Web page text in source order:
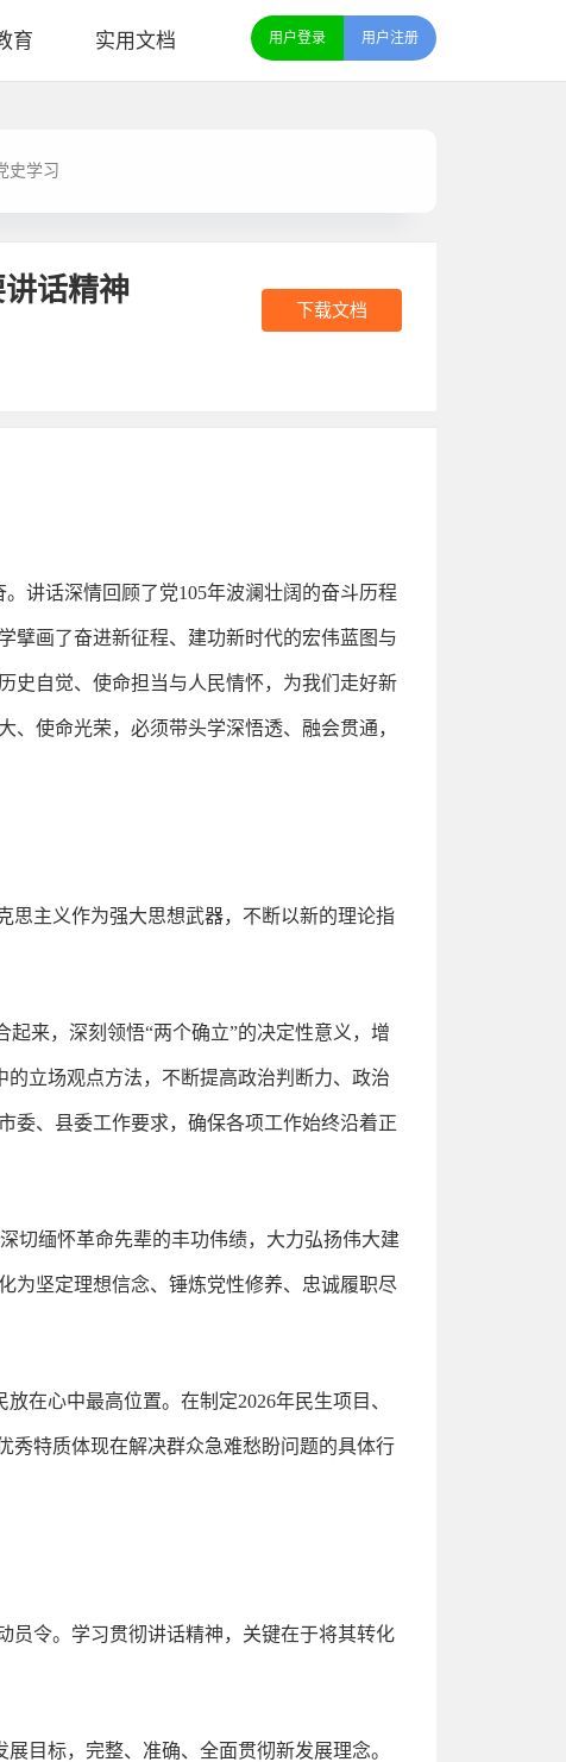
育 实用文档 用户登录 用户注册
史学习
话精神
下载文档
讲话深情回顾了党105年波澜壮阔的奋斗历程
擘画了奋进新征程、建功新时代的宏伟蓝图与
史自觉、使命担当与人民情怀，为我们走好新
使命光荣，必须带头学深悟透、融会贯通，
思主义作为强大思想武器，不断以新的理论指
来，深刻领悟“两个确立”的决定性意义，增
的立场观点方法，不断提高政治判断力、政治
委、县委工作要求，确保各项工作始终沿着正
切缅怀革命先辈的丰功伟绩，大力弘扬伟大建
为坚定理想信念、锤炼党性修养、忠诚履职尽
在心中最高位置。在制定2026年民生项目、
秀特质体现在解决群众急难愁盼问题的具体行
员令。学习贯彻讲话精神，关键在于将其转化
目标，完整、准确、全面贯彻新发展理念。